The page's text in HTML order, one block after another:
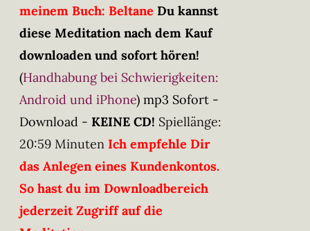
meinem Buch: Beltane Du kannst
diese Meditation nach dem Kauf
downloaden und sofort hören!
(Handhabung bei Schwierigkeiten:
Android und iPhone) mp3 Sofort -
Download - KEINE CD! Spiellänge:
20:59 Minuten Ich empfehle Dir
das Anlegen eines Kundenkontos.
So hast du im Downloadbereich
jederzeit Zugriff auf die